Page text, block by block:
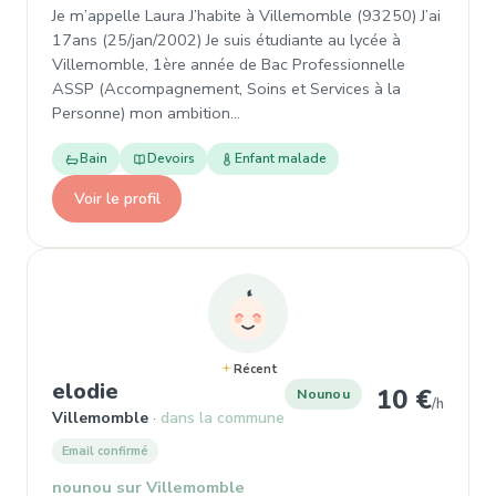
Je m’appelle Laura J’habite à Villemomble (93250) J’ai
17ans (25/jan/2002) Je suis étudiante au lycée à
Villemomble, 1ère année de Bac Professionnelle
ASSP (Accompagnement, Soins et Services à la
Personne) mon ambition…
Bain Devoirs Enfant malade
Voir le profil
Récent
elodie , Nounou à Villemomble
Villemomble dans la commune
Nounou 10 €/h
Email confirmé
nounou sur Villemomble